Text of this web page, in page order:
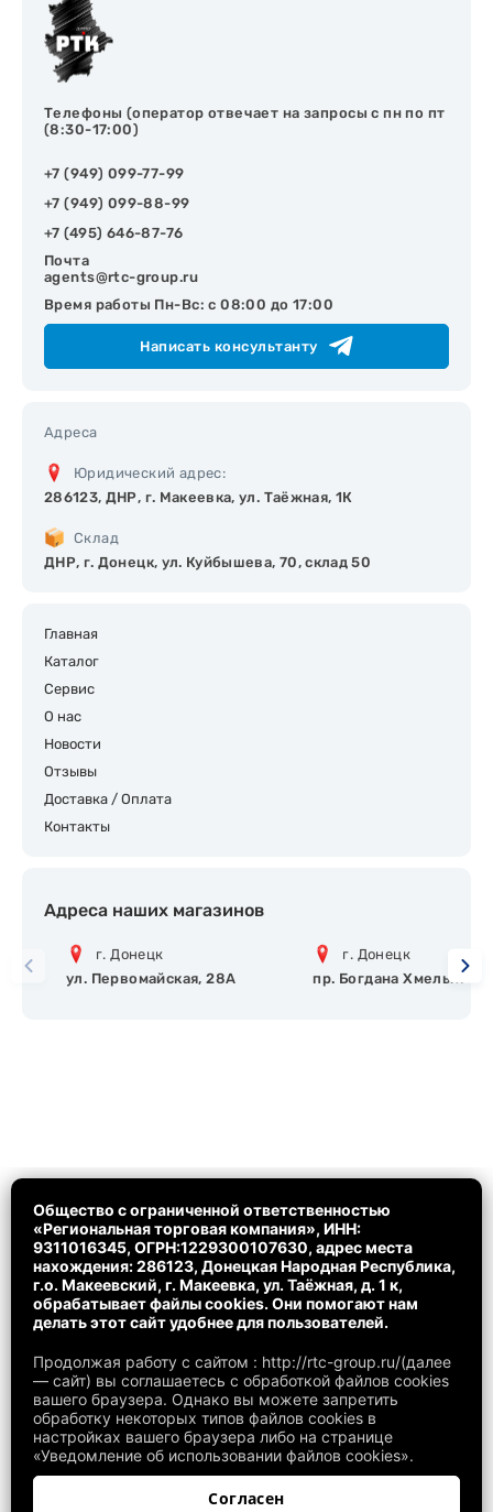
Общество с ограниченной ответственностью
«Региональная торговая компания», ИНН:
9311016345, ОГРН:1229300107630, адрес места
нахождения: 286123, Донецкая Народная Республика,
г.о. Макеевский, г. Макеевка, ул. Таёжная, д. 1 к,
обрабатывает файлы cookies. Они помогают нам
делать этот сайт удобнее для пользователей.
Продолжая работу с сайтом : http://rtc-group.ru/(далее
— сайт) вы соглашаетесь с обработкой файлов cookies
вашего браузера. Однако вы можете запретить
обработку некоторых типов файлов cookies в
настройках вашего браузера либо на странице
«Уведомление об использовании файлов cookies».
Согласен
Телефоны (оператор отвечает на запросы с пн по пт
(8:30-17:00)
+7 (949) 099-77-99
+7 (949) 099-88-99
+7 (495) 646-87-76
Почта
agents@rtc-group.ru
Время работы Пн-Вс: с 08:00 до 17:00
Написать консультанту
Адреса
Юридический адрес:
286123, ДНР, г. Макеевка, ул. Таёжная, 1К
Склад
ДНР, г. Донецк, ул. Куйбышева, 70, склад 50
Главная
Каталог
Сервис
О нас
Новости
Отзывы
Доставка / Оплата
Контакты
Адреса наших магазинов
г. Донецк
ул. Первомайская, 28А
г. Донецк
пр. Богдана
© ООО «РТК» 2026. Все права защищены.